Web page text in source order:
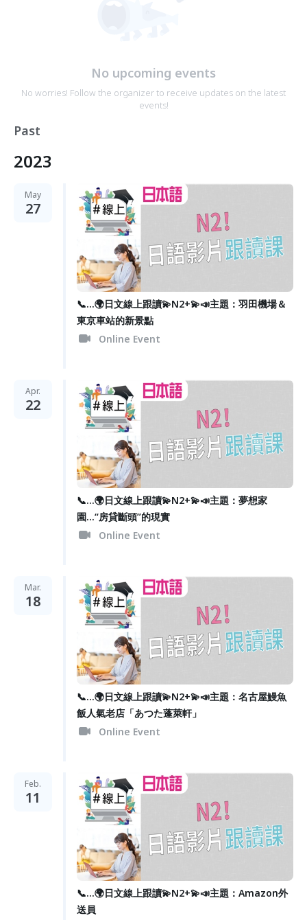
No upcoming events
No worries! Follow the organizer to receive updates on the latest
events!
Past
2023
May
27
📞...🌍日文線上跟讀💫N2+💫📣主題：羽田機場＆
東京車站的新景點
Online Event
Apr.
22
📞...🌍日文線上跟讀💫N2+💫📣主題：夢想家
園...“房貸斷頭”的現實
Online Event
Mar.
18
📞...🌍日文線上跟讀💫N2+💫📣主題：名古屋鰻魚
飯人氣老店「あつた蓬萊軒」
Online Event
Feb.
11
📞...🌍日文線上跟讀💫N2+💫📣主題：Amazon外
送員